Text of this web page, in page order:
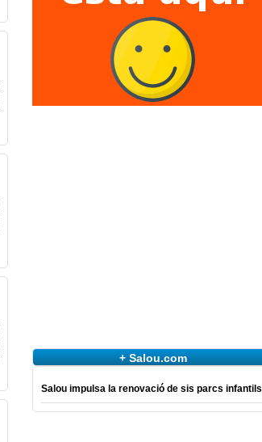
+ Salou.com
Salou impulsa la renovació de sis parcs infantils